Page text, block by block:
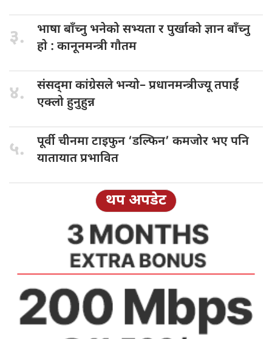
३. भाषा बाँच्नुभनेको सभ्यता र पुर्खाको ज्ञान बाँच्नु
हाे : कानूनमन्त्री गाैतम
४. संसद्‌मा कांग्रेसले भन्यो–प्रधानमन्त्रीज्यू तपाईं
एक्लो हुनुहुन्न
५. पूर्वी चीनमाटाइफुन ‘डल्फिन’ कमजोर भए पनि
यातायात प्रभावित
थप अपडेट